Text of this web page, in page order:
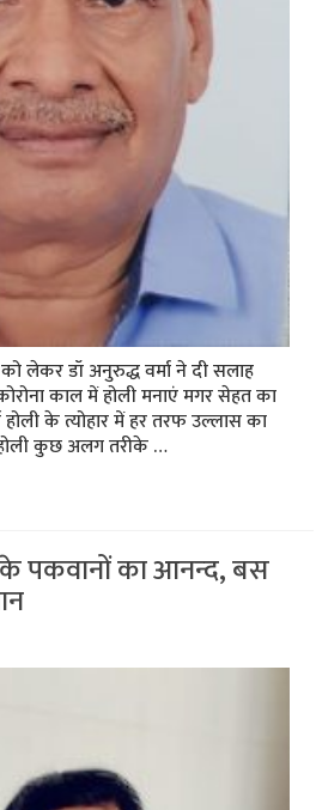
लेकर डॉ अनुरुद्ध वर्मा ने दी सलाह
काल में होली मनाएं मगर सेहत का
के त्योहार में हर तरफ उल्लास का
होली कुछ अलग तरीके …
पकवानों का आनन्‍द, बस